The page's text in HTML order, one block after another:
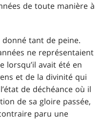
de toute manière à
donné tant de peine.
ne représentaient
lorsqu’il avait été en
et de la divinité qui
de déchéance où il
de sa gloire passée,
paru une